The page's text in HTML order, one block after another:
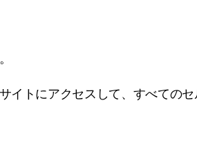
イトにアクセスして、すべての